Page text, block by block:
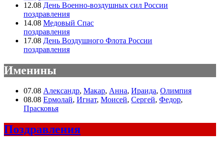
12.08 День Военно-воздушных сил России
поздравления
14.08 Медовый Спас
поздравления
17.08 День Воздушного Флота России
поздравления
Именины
07.08 Александр, Макар, Анна, Ираида, Олимпия
08.08 Ермолай, Игнат, Моисей, Сергей, Федор,
Прасковья
Поздравления